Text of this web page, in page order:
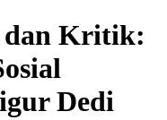
dan Kritik:
Dedi